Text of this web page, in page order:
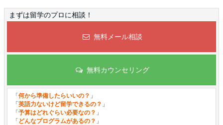
まずは留学のプロに相談！
無料メール相談
無料カウンセリング
「何から準備したらいいの？ 」
「英語力ないけど留学できるの？ 」
「予算はどれぐらい必要なの？ 」
「 どんなプログラムがあるの？ 」